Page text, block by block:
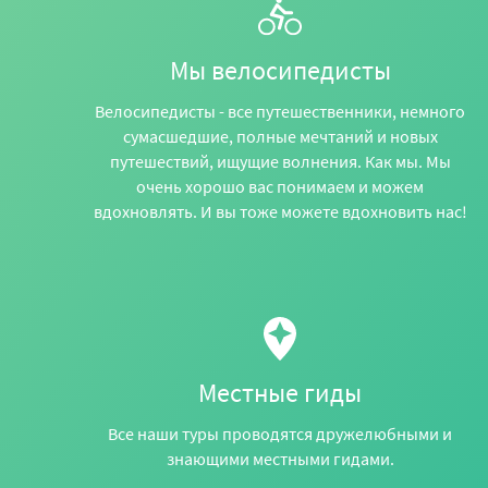
Мы велосипедисты
Велосипедисты - все путешественники, немного
сумасшедшие, полные мечтаний и новых
путешествий, ищущие волнения. Как мы. Мы
очень хорошо вас понимаем и можем
вдохновлять. И вы тоже можете вдохновить нас!
Местные гиды
Все наши туры проводятся дружелюбными и
знающими местными гидами.